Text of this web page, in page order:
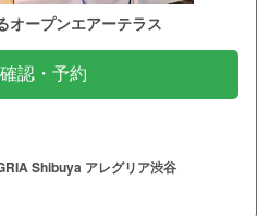
オープンエアーテラス
認・予約
Shibuya アレグリア渋谷